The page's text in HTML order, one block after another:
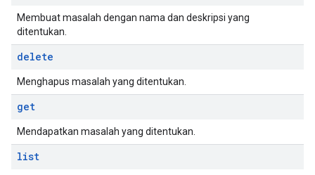
Membuat masalah dengan nama dan deskripsi yang
ditentukan.
delete
Menghapus masalah yang ditentukan.
get
Mendapatkan masalah yang ditentukan.
list